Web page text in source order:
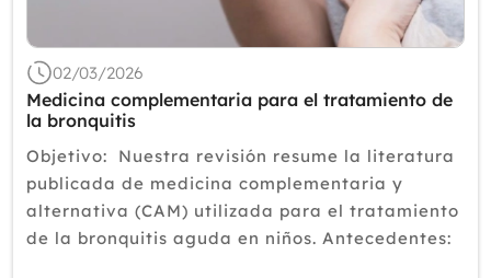
02/03/2026
Medicina complementaria para el tratamiento de
la bronquitis
Objetivo: Nuestra revisión resume la literatura
publicada de medicina complementaria y
alternativa (CAM) utilizada para el tratamiento
de la bronquitis aguda en niños. Antecedentes: